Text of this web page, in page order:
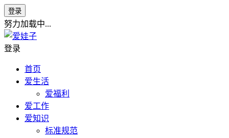
登录
努力加载中...
登录
首页
爱生活
爱福利
爱工作
爱知识
标准规范